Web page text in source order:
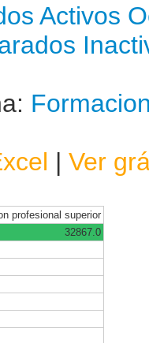
Activos
| Ver
profesional superior
32867.0